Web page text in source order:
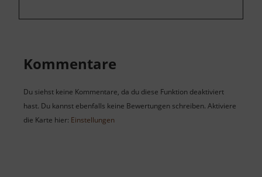
Kommentare
Du siehst keine Kommentare, da du diese Funktion deaktiviert
hast. Du kannst ebenfalls keine Bewertungen schreiben. Aktiviere
die Karte hier: Einstellungen